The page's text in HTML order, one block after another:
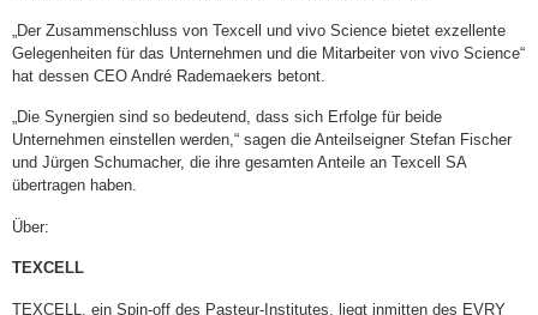
„Der Zusammenschluss von Texcell und vivo Science bietet exzellente
Gelegenheiten für das Unternehmen und die Mitarbeiter von vivo Science“
hat dessen CEO André Rademaekers betont.
„Die Synergien sind so bedeutend, dass sich Erfolge für beide
Unternehmen einstellen werden,“ sagen die Anteilseigner Stefan Fischer
und Jürgen Schumacher, die ihre gesamten Anteile an Texcell SA
übertragen haben.
Über:
TEXCELL
TEXCELL, ein Spin-off des Pasteur-Institutes, liegt inmitten des EVRY